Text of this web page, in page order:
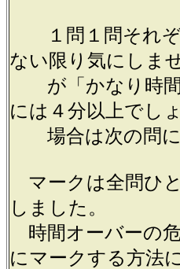
１問１問それぞ
ない限り気にしま
が「かなり時間
には４分以上でし
場合は次の問に
マークは全問ひ
しました。
時間オーバーの
にマークする方法